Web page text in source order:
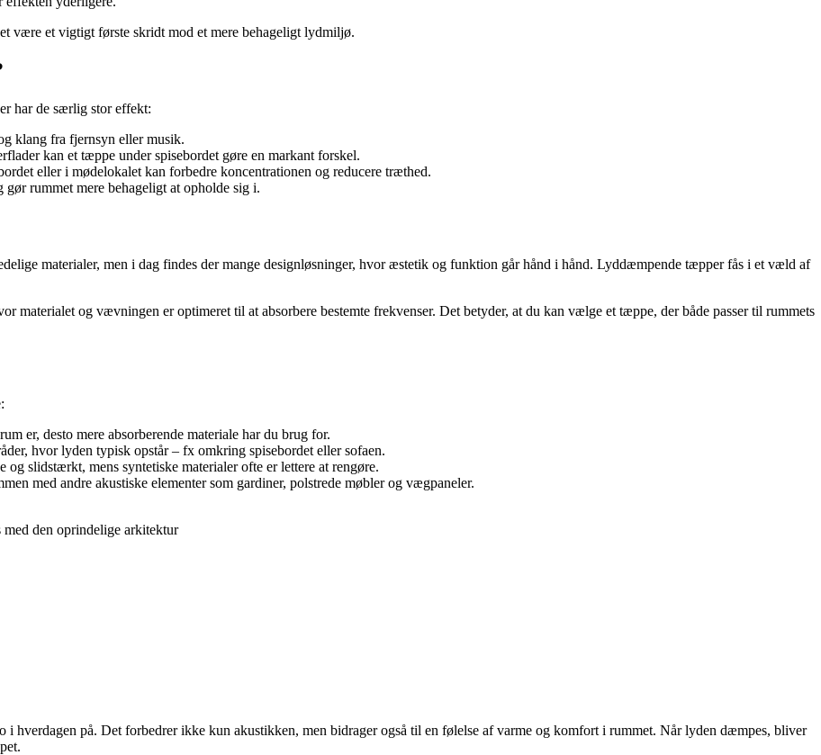
være et vigtigt første skridt mod et mere behageligt lydmiljø.
har de særlig stor effekt:
klang fra fjernsyn eller musik.
kan et tæppe under spisebordet gøre en markant forskel.
eller i mødelokalet kan forbedre koncentrationen og reducere træthed.
rummet mere behageligt at opholde sig i.
materialer, men i dag findes der mange designløsninger, hvor æstetik og funktion går hånd i hånd. Lyddæmpende tæpper fås i et væld af
materialet og vævningen er optimeret til at absorbere bestemte frekvenser. Det betyder, at du kan vælge et tæppe, der både passer til rummets
er, desto mere absorberende materiale har du brug for.
hvor lyden typisk opstår – fx omkring spisebordet eller sofaen.
og slidstærkt, mens syntetiske materialer ofte er lettere at rengøre.
med andre akustiske elementer som gardiner, polstrede møbler og vægpaneler.
den oprindelige arkitektur
hverdagen på. Det forbedrer ikke kun akustikken, men bidrager også til en følelse af varme og komfort i rummet. Når lyden dæmpes, bliver